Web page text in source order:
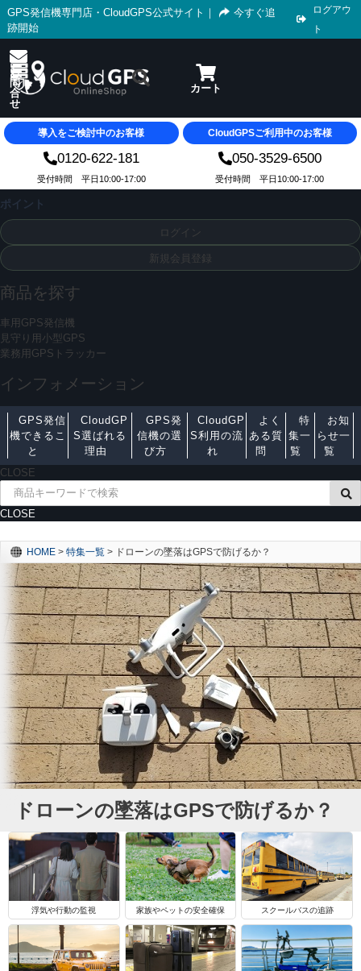
GPS発信機専門店・CloudGPS公式サイト ｜
今すぐ追
跡開始
ログアウ
ト
導入をご検討中のお客様 CloudGPSご利用中のお客様
0120-622-181 050-3529-6500
受付時間 平日10:00-17:00 受付時間 平日10:00-17:00
ポイント
ログイン
新規会員登録
商品を探す
車用GPS発信機
見守り用小型GPS
業務用GPSトラッカー
インフォメーション
GPS発信
機できるこ
と
CloudGP
S選ばれる
理由
GPS発
信機の選
び方
CloudGP
S利用の流
れ
よく
ある質
問
特
集一
覧
お知
らせ一
覧
CLOSE
CLOSE
HOME > 特集一覧 > ドローンの墜落はGPSで防げるか？
ドローンの墜落はGPSで防げるか？
浮気や行動の監視 家族やペットの安全確保 スクールバスの追跡